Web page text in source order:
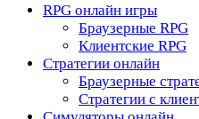
RPG онлайн игры
Браузерные RPG
Клиентские RPG
Стратегии онлайн
Браузерные
Стратегии с